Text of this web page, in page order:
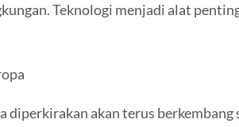
Teknologi menjadi alat
diperkirakan akan terus berkembang